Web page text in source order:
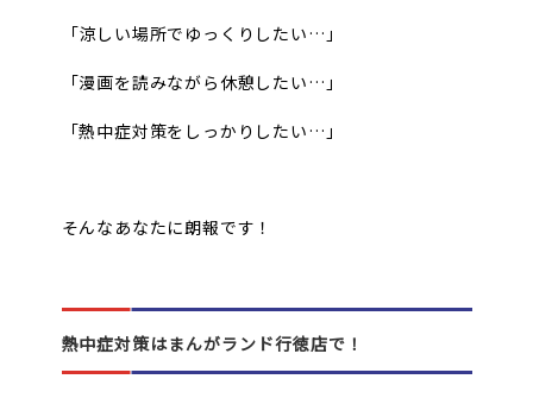
「涼しい場所でゆっくりしたい…」
「漫画を読みながら休憩したい…」
「熱中症対策をしっかりしたい…」
そんなあなたに朗報です！
熱中症対策はまんがランド行徳店で！